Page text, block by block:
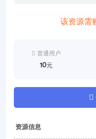
该资源需
普通用户
10元
资源信息